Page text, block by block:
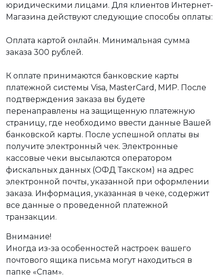
юридическими лицами. Для клиентов Интернет-
Магазина действуют следующие способы оплаты:
Оплата картой онлайн. Минимальная сумма
заказа 300 рублей.
К оплате принимаются банковские карты
платежной системы Visa, MasterCard, МИР. После
подтверждения заказа вы будете
перенаправлены на защищенную платежную
страницу, где необходимо ввести данные Вашей
банковской карты. После успешной оплаты вы
получите электронный чек. Электронные
кассовые чеки высылаются оператором
фискальных данных (ОФД Такском) на адрес
электронной почты, указанной при оформлении
заказа. Информация, указанная в чеке, содержит
все данные о проведенной платежной
транзакции.
Внимание!
Иногда из-за особенностей настроек вашего
почтового ящика письма могут находиться в
папке «Спам».